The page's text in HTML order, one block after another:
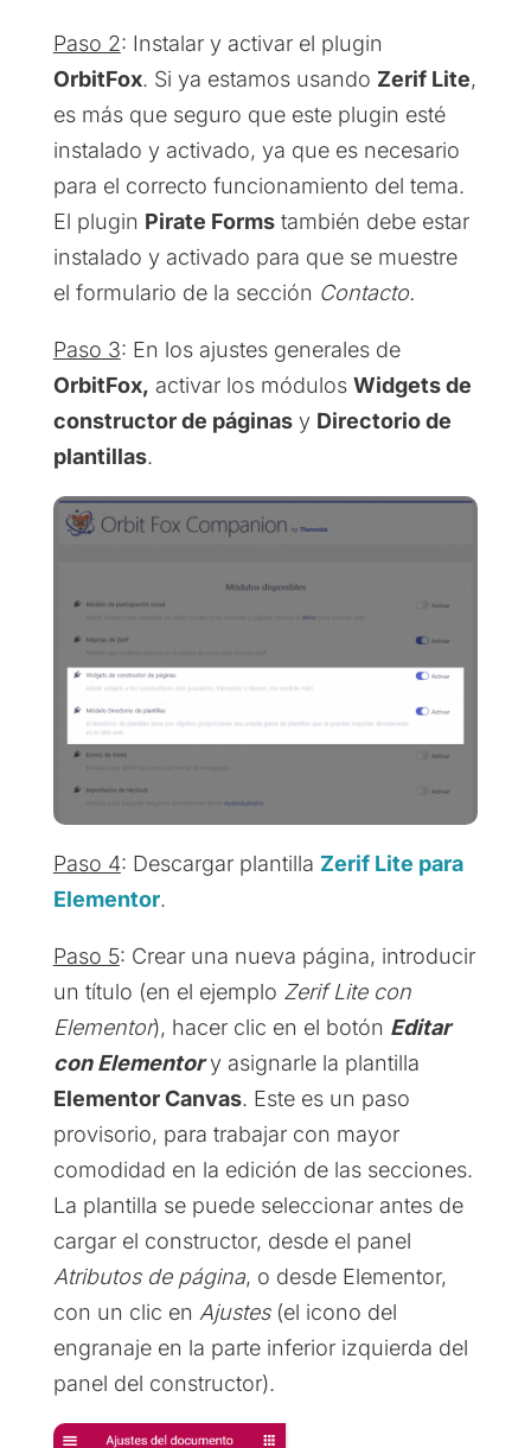
Paso 2: Instalar y activar el plugin
OrbitFox. Si ya estamos usando Zerif Lite,
es más que seguro que este plugin esté
instalado y activado, ya que es necesario
para el correcto funcionamiento del tema.
El plugin Pirate Formstambién debe estar
instalado y activado para que se muestre
el formulario de la sección Contacto.
Paso 3: En los ajustes generales de
OrbitFox, activar los módulos Widgets de
constructor de páginasy Directorio de
plantillas.
Paso 4: Descargar plantilla Zerif Lite para
Elementor.
Paso 5: Crear una nueva página, introducir
un título (en el ejemplo Zerif Lite con
Elementor), hacer clic en el botón Editar
con Elementory asignarle la plantilla
Elementor Canvas. Este es un paso
provisorio, para trabajar con mayor
comodidad en la edición de las secciones.
La plantilla se puede seleccionar antes de
cargar el constructor, desde el panel
Atributos de página, o desde Elementor,
con un clic en Ajustes(el icono del
engranaje en la parte inferior izquierda del
panel del constructor).